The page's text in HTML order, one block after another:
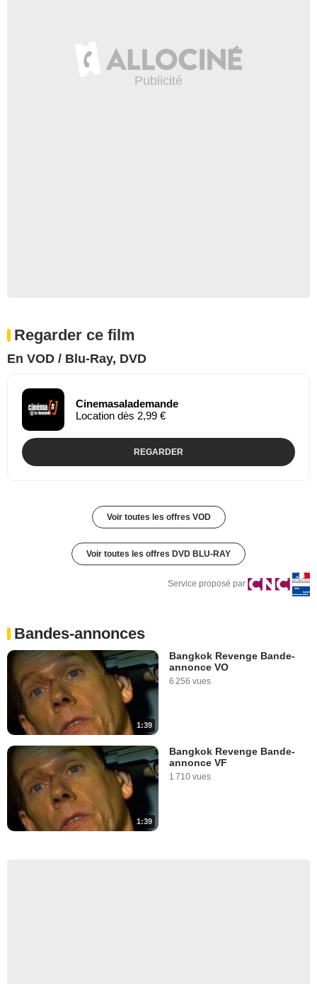
Regarder ce film
En VOD / Blu-Ray, DVD
Cinemasalademande
Location dès 2,99 €
REGARDER
Voir toutes les offres VOD
Voir toutes les offres DVD BLU-RAY
Service proposé par
Bandes-annonces
1:39
Bangkok Revenge Bande-
annonce VO
6 256 vues
1:39
Bangkok Revenge Bande-
annonce VF
1 710 vues